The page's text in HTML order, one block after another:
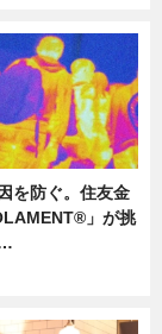
を防ぐ。住友金
」が挑